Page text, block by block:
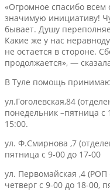
«Огромное спасибо всем
значимую инициативу!
бывает. Душу
Какие же у нас
не остается в стороне.
продолжается», —
В Туле помощь
ул.Гоголевская,84
понедельник –пятница с
15:00.
ул. Ф.Смирнова ,7
пятница с 9-00 до 17-00
ул. Первомайская ,4 (РОП
четверг с 9-00 до 18-00,